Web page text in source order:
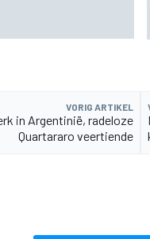
VORIG ARTIKEL
in Argentinië, radeloze
Quartararo veertiende